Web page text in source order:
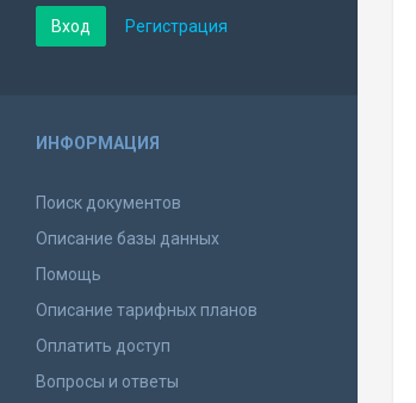
Вход Регистрация
ИНФОРМАЦИЯ
Поиск документов
Описание базы данных
Помощь
Описание тарифных планов
Оплатить доступ
Вопросы и ответы